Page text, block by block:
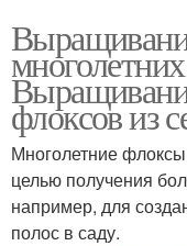
флоксов из
Многолетние
целью получения
например, для
полос в саду.